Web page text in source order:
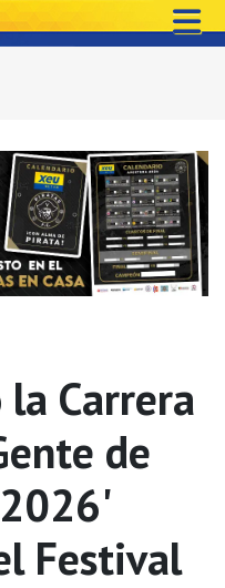
Carrera
de
Festival